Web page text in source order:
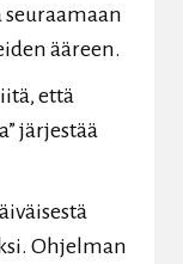
ääreen.
että
järjestää
Ohjelman